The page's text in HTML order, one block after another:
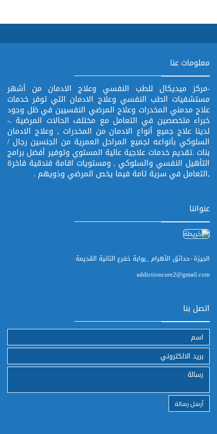
معلومات عنا
-مركز ميديكال للطب النفسي وعلاج الادمان من أشهر
مستشفيات الطب النفسي وعلاج الادمان التي توفر خدمات
علاج مدمني المخدرات وعلاج المرضي النفسيين في ظل وجود
خبراء متخصصين في التعامل مع مختلف الحالات المرضية .-
لدينا علاج جميع أنواع الادمان من المخدرات , وعلاج الادمان
السلوكي بأنواعه لجميع المراحل العمرية من الجنسين رجال /
بنات .تقديم خدمات علاجية عالية المستوي وتوفير أفضل برامج
التأهيل النفسي والسلوكي , ومستويات اقامة فندقية فاخرة
,التعامل في سرية تامة فيما يخص المرضي وذويهم .
عنواننا
الجيزة -حدائق الأهرام _بوابة خفرع التانية القديمة
addictioncure2@gmail.com
اتصل بنا
أرسل رسالة